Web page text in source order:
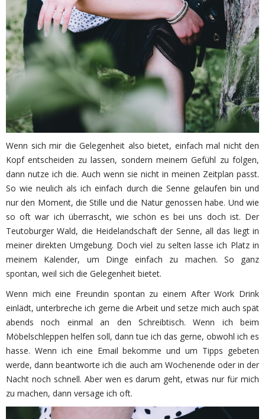
Wenn sich mir die Gelegenheit also bietet, einfach mal nicht den
Kopf entscheiden zu lassen, sondern meinem Gefühl zu folgen,
dann nutze ich die. Auch wenn sie nicht in meinen Zeitplan passt.
So wie neulich als ich einfach durch die Senne gelaufen bin und
nur den Moment, die Stille und die Natur genossen habe. Und wie
so oft war ich überrascht, wie schön es bei uns doch ist. Der
Teutoburger Wald, die Heidelandschaft der Senne, all das liegt in
meiner direkten Umgebung. Doch viel zu selten lasse ich Platz in
meinem Kalender, um Dinge einfach zu machen. So ganz
spontan, weil sich die Gelegenheit bietet.
Wenn mich eine Freundin spontan zu einem After Work Drink
einlädt, unterbreche ich gerne die Arbeit und setze mich auch spät
abends noch einmal an den Schreibtisch. Wenn ich beim
Möbelschleppen helfen soll, dann tue ich das gerne, obwohl ich es
hasse. Wenn ich eine Email bekomme und um Tipps gebeten
werde, dann beantworte ich die auch am Wochenende oder in der
Nacht noch schnell. Aber wen es darum geht, etwas nur für mich
zu machen, dann versage ich oft.